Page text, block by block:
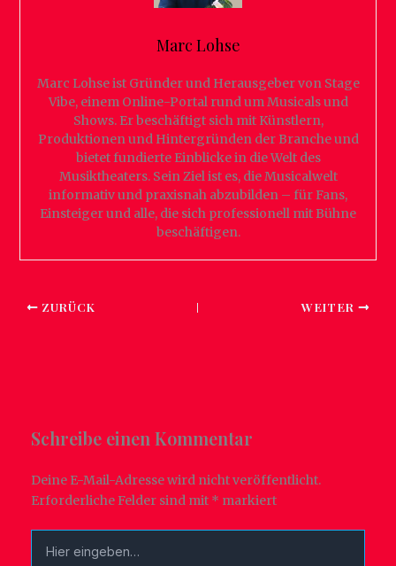
Marc Lohse
Marc Lohse ist Gründer und Herausgeber von Stage
Vibe, einem Online-Portal rund um Musicals und
Shows. Er beschäftigt sich mit Künstlern,
Produktionen und Hintergründen der Branche und
bietet fundierte Einblicke in die Welt des
Musiktheaters. Sein Ziel ist es, die Musicalwelt
informativ und praxisnah abzubilden – für Fans,
Einsteiger und alle, die sich professionell mit Bühne
beschäftigen.
ZURÜCK WEITER
Schreibe einen Kommentar
Deine E-Mail-Adresse wird nicht veröffentlicht.
Erforderliche Felder sind mit * markiert
eingeben…